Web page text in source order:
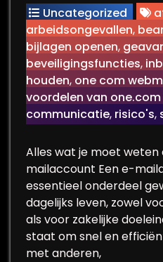
Uncategorized
arbeidsongevallen,
bijlagen openen,
beveiligingsfuncties,
houden, one com
voordelen van
communicatie, risico's,
Alles wat je moet weten
mailaccount Een e-
essentieel onderdeel
dagelijks leven, zowel
als voor zakelijke
staat om snel en
met anderen,